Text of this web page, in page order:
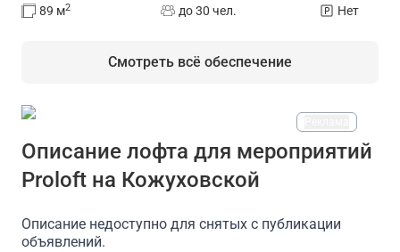
89 м2
до 30 чел.
Нет
Смотреть всё обеспечение
На площадке есть
Проектор Доступ в интернет/Wi-Fi
Описание лофта для мероприятий
Proloft на Кожуховской
Описание недоступно для снятых с публикации
объявлений.